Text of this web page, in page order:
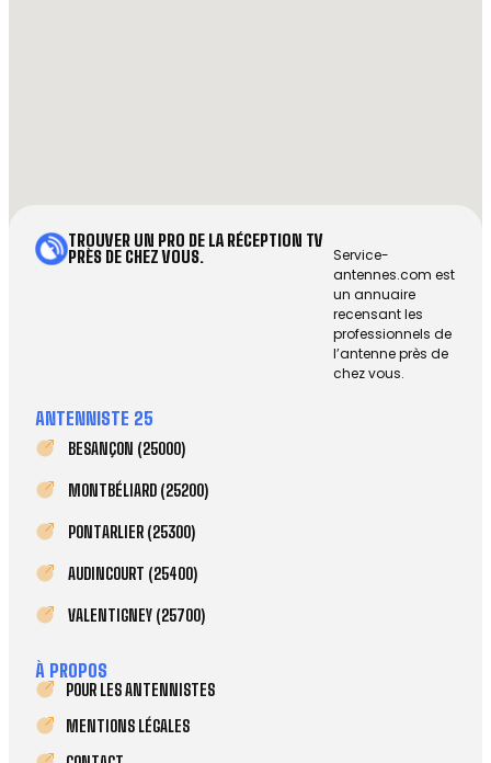
TROUVER UN PRO DE LA RÉCEPTION TV
PRÈS DE CHEZ VOUS.
Service-
antennes.com est
un annuaire
recensant les
professionnels de
l’antenne près de
chez vous.
ANTENNISTE 25
BESANÇON (25000)
MONTBÉLIARD (25200)
PONTARLIER (25300)
AUDINCOURT (25400)
VALENTIGNEY (25700)
À PROPOS
POUR LES ANTENNISTES
MENTIONS LÉGALES